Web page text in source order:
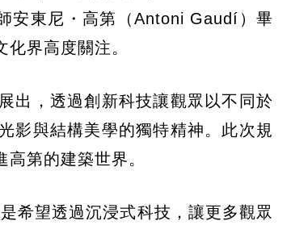
安東尼・高第（Antoni Gaudí）畢
界高度關注。
出，透過創新科技讓觀眾以不同於
影與結構美學的獨特精神。此次規
第的建築世界。
希望透過沉浸式科技，讓更多觀眾